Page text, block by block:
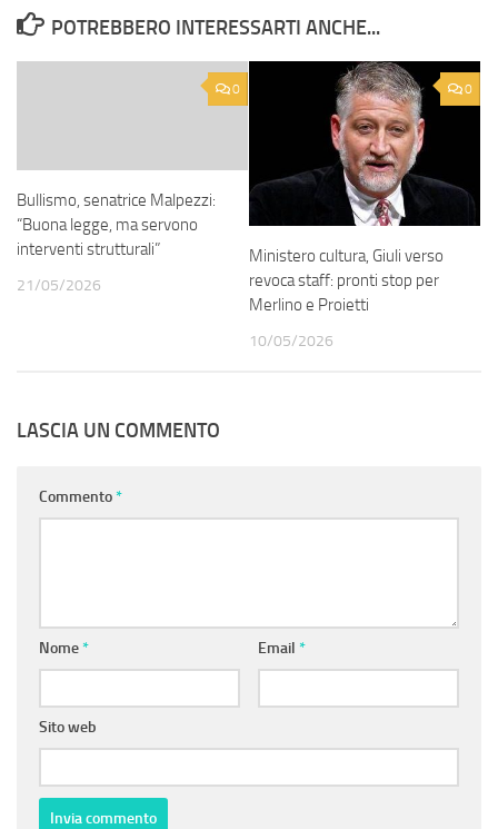
POTREBBERO INTERESSARTI ANCHE...
0
Bullismo, senatrice Malpezzi:
“Buona legge, ma servono
interventi strutturali”
21/05/2026
0
Ministero cultura, Giuli verso
revoca staff: pronti stop per
Merlino e Proietti
10/05/2026
LASCIA UN COMMENTO
Commento*
Nome* Email *
Sito web